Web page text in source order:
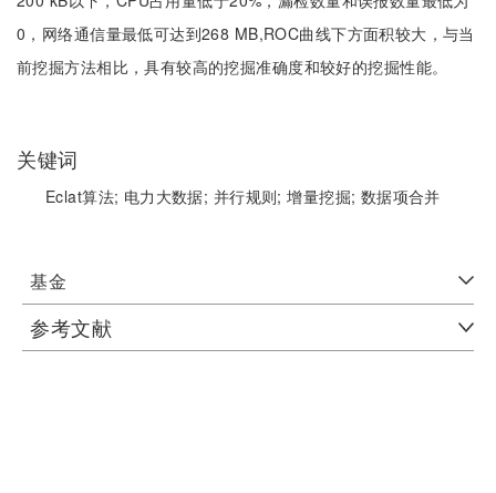
0，网络通信量最低可达到268 MB,ROC曲线下方面积较大，与当
前挖掘方法相比，具有较高的挖掘准确度和较好的挖掘性能。
关键词
Eclat算法; 电力大数据; 并行规则;增量挖掘; 数据项合并
基金
参考文献